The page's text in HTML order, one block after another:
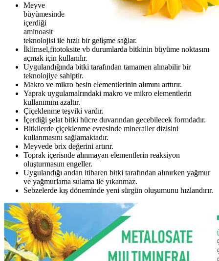
Meyve
büyümesinde
içerdiği
aminoasit
teknolojisi ile hızlı bir gelişme sağlar.
İklimsel,fitotoksite vb durumlarda bitkinin büyüme noktasını
açmak için kullanılır.
Uygulandığında bitki tarafından tamamen alınabilir bir
teknolojiye sahiptir.
Makro ve mikro besin elementlerinin alımını arttırır.
Yaprak uygulamalrındaki makro ve mikro elementlerin
kullanımını azaltır.
Çiçeklenme teşviki vardır.
İçerdiği şelat bitki hücre duvarından gecebilecek formdadır.
Bitkilerde çiçeklenme evresinde mineraller dizisini
kullanmasını sağlamaktadır.
Meyvede brix değerini artırır.
Toprak içerisnde alınmayan elementlerin reaksiyon
oluşturmasını engeller.
Uygulandığı andan itibaren bitki tarafından alınırken yağmur
ve yağmurlama sulama ile yıkanmaz.
Sebzelerde kış döneminde yeni sürgün oluşumunu hızlandırır.